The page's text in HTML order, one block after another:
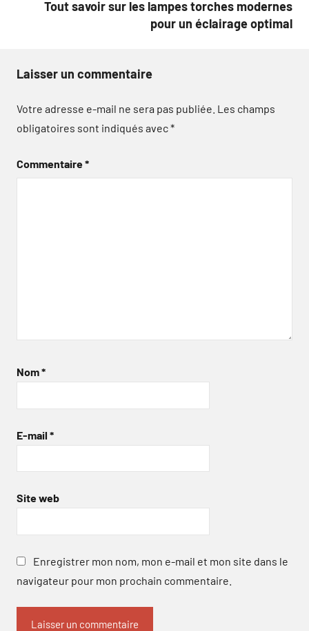
Tout savoir sur les lampes torches modernes
pour un éclairage optimal
Laisser un commentaire
Votre adresse e-mail ne sera pas publiée. Les champs
obligatoires sont indiqués avec*
Commentaire*
Nom*
E-mail *
Site web
Enregistrer mon nom, mon e-mail et mon site dans le
navigateur pour mon prochain commentaire.